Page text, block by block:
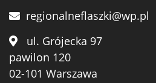
regionalneflaszki@wp.pl
ul. Grójecka 97
pawilon 120
02-101 Warszawa